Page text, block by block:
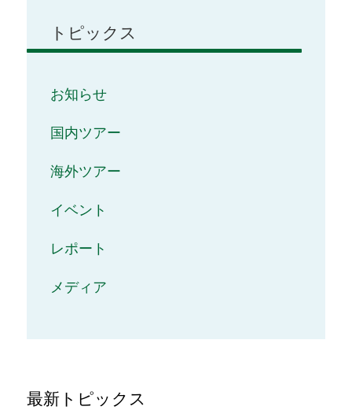
トピックス
お知らせ
国内ツアー
海外ツアー
イベント
レポート
メディア
最新トピックス